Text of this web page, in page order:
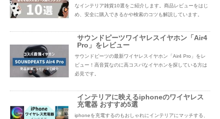
なインテリア雑貨10選をご紹介します。商品レビューをはじ
め、安全に購入できるかや検索のコツも解説しています。
サウンドピーツワイヤレスイヤホン「Air4
Pro」をレビュー
サウンドピーツの最新ワイヤレスイヤホン「Air4 Pro」をレ
ビュー！高音質なのに高コスパなイヤホンを探している方は
必見です。
インテリアに映えるiphoneのワイヤレス
充電器 おすすめ5選
iphoneを充電するのもおしゃれにインテリアにマッチする、